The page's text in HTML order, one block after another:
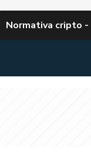
Normativa cripto